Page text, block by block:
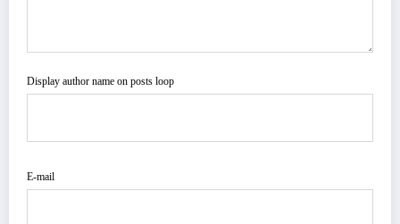
Display author name on posts loop
E-mail